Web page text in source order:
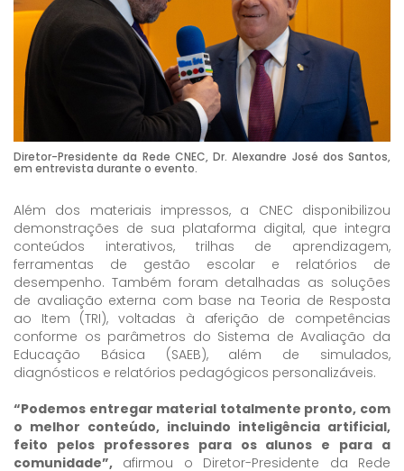
Diretor-Presidente da Rede CNEC, Dr. Alexandre José dos Santos,
em entrevista durante o evento.
Além dos materiais impressos, a CNEC disponibilizou
demonstrações de sua plataforma digital, que integra
conteúdos interativos, trilhas de aprendizagem,
ferramentas de gestão escolar e relatórios de
desempenho. Também foram detalhadas as soluções
de avaliação externa com base na Teoria de Resposta
ao Item (TRI), voltadas à aferição de competências
conforme os parâmetros do Sistema de Avaliação da
Educação Básica (SAEB), além de simulados,
diagnósticos e relatórios pedagógicos personalizáveis.
“Podemos entregar material totalmente pronto, com
o melhor conteúdo, incluindo inteligência artificial,
feito pelos professores para os alunos e para a
comunidade”, afirmou o Diretor-Presidente da Rede